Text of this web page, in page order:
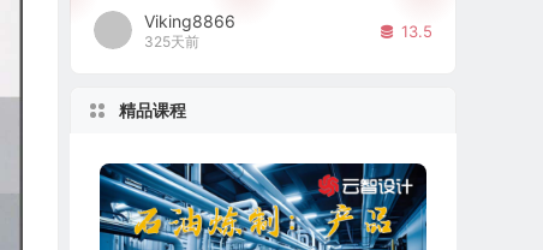
Viking8866
325天前
13.5
精品课程